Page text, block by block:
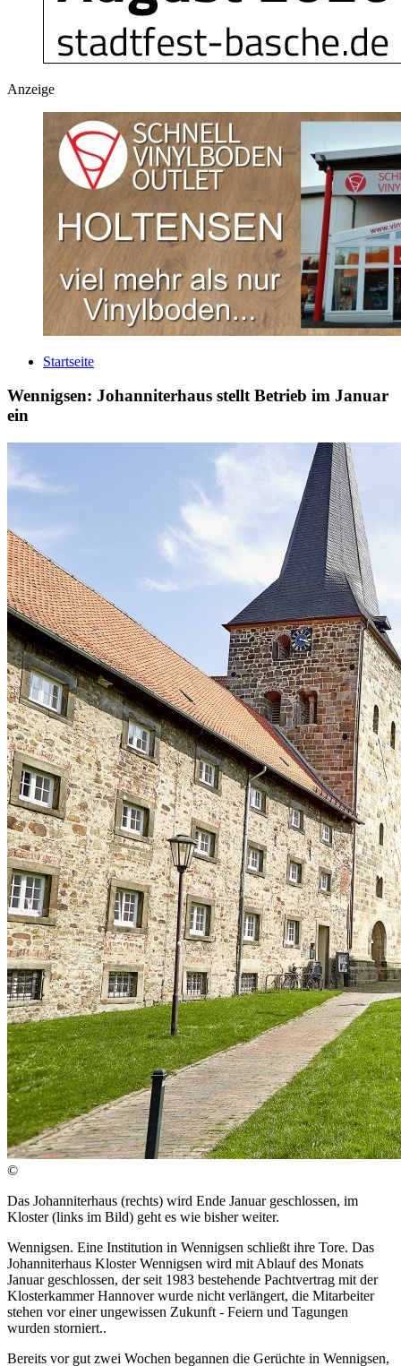
Anzeige
Startseite
Wennigsen: Johanniterhaus stellt Betrieb im Januar
ein
©
Das Johanniterhaus (rechts) wird Ende Januar geschlossen, im
Kloster (links im Bild) geht es wie bisher weiter.
Wennigsen. Eine Institution in Wennigsen schließt ihre Tore. Das
Johanniterhaus Kloster Wennigsen wird mit Ablauf des Monats
Januar geschlossen, der seit 1983 bestehende Pachtvertrag mit der
Klosterkammer Hannover wurde nicht verlängert, die Mitarbeiter
stehen vor einer ungewissen Zukunft - Feiern und Tagungen
wurden storniert..
Bereits vor gut zwei Wochen begannen die Gerüchte in Wennigsen,